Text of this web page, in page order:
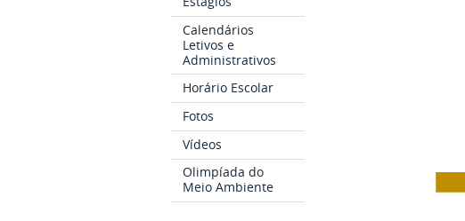
Calendários
Letivos e
Administrativos
Horário Escolar
Fotos
Vídeos
Olimpíada do
Meio Ambiente